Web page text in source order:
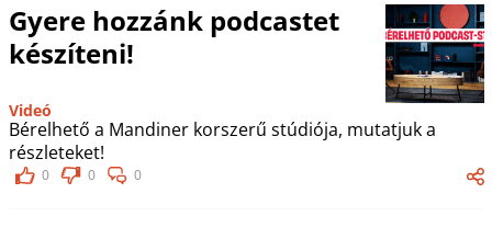
Gyere hozzánk podcastet
készíteni!
Videó
Bérelhető a Mandiner korszerű stúdiója, mutatjuk a
részleteket!
0 0 0